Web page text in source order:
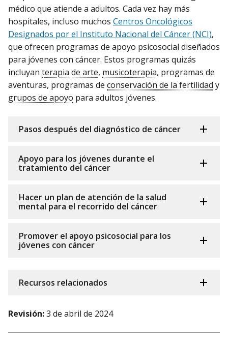
médico que atiende a adultos. Cada vez hay más
hospitales, incluso muchos Centros Oncológicos
Designados por el Instituto Nacional del Cáncer (NCI),
que ofrecen programas de apoyo psicosocial diseñados
para jóvenes con cáncer. Estos programas quizás
incluyan terapia de arte, musicoterapia, programas de
aventuras, programas de conservación de la fertilidad y
grupos de apoyo para adultos jóvenes.
Pasos después del diagnóstico de cáncer
Apoyo para los jóvenes durante el
tratamiento del cáncer
Hacer un plan de atención de la salud
mental para el recorrido del cáncer
Promover el apoyo psicosocial para los
jóvenes con cáncer
Recursos relacionados
Revisión:3 de abril de 2024